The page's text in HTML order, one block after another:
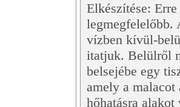
Elkészítése:
legmegfelelőbb.
vízben kívül-
itatjuk. Belülről
belsejébe egy
amely a malacot
hőhatásra